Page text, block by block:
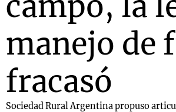
manejo de
fracasó
Sociedad Rural Argentina propuso